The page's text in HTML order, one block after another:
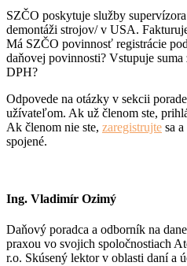
SZČO poskytuje služby
demontáži strojov/ v USA.
Má SZČO povinnosť registrácie
daňovej povinnosti? Vstupuje
DPH?
Odpovede na otázky v sekcii
užívateľom. Ak už členom ste,
Ak členom nie ste, zaregistrujte sa
spojené.
Ing. Vladimír Ozimý
Daňový poradca a odborník na
praxou vo svojich spoločnostiach
r.o. Skúsený lektor v oblasti daní a